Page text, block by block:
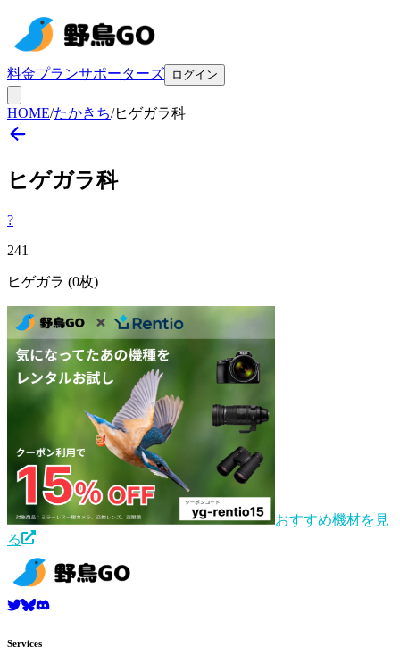
料金プランサポーターズ ログイン
HOME/たかきち/ヒゲガラ科
ヒゲガラ科
?
241
ヒゲガラ (0枚)
おすすめ機材を見
る
Services